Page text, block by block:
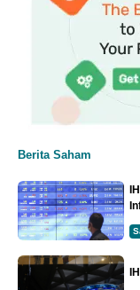
Berita Saham